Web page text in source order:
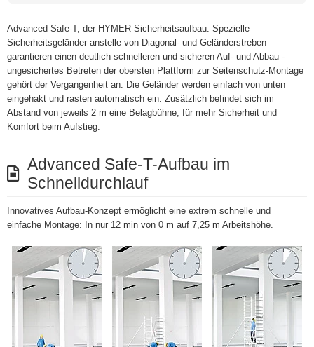
Advanced Safe-T, der HYMER Sicherheitsaufbau: Spezielle
Sicherheitsgeländer anstelle von Diagonal- und Geländerstreben
garantieren einen deutlich schnelleren und sicheren Auf- und Abbau -
ungesichertes Betreten der obersten Plattform zur Seitenschutz-Montage
gehört der Vergangenheit an. Die Geländer werden einfach von unten
eingehakt und rasten automatisch ein. Zusätzlich befindet sich im
Abstand von jeweils 2 m eine Belagbühne, für mehr Sicherheit und
Komfort beim Aufstieg.
Advanced Safe-T-Aufbau im
Schnelldurchlauf
Innovatives Aufbau-Konzept ermöglicht eine extrem schnelle und
einfache Montage: In nur 12 min von 0 m auf 7,25 m Arbeitshöhe.